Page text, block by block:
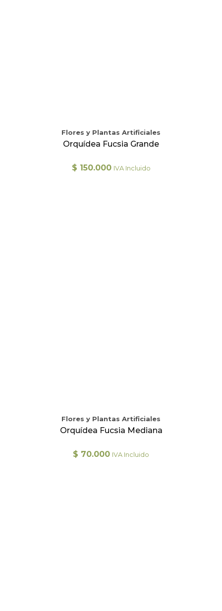
Flores y Plantas Artificiales
Orquídea Fucsia Grande
$ 150.000 IVA Incluido
Flores y Plantas Artificiales
Orquídea Fucsia Mediana
$ 70.000 IVA Incluido